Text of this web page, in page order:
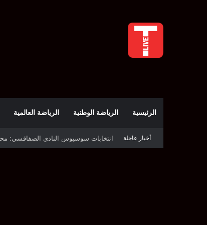
الرئيسية الرياضة الوطنية الرياضة العالمية
أخبار عاجلة